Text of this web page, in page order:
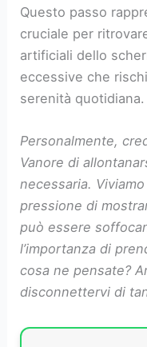
Questo passo
cruciale per
artificiali dello
eccessive che
serenità quotidiana.
Personalmente,
Vanore di
necessaria.
pressione di
può essere
l’importanza di
cosa ne pensate?
disconnettervi di